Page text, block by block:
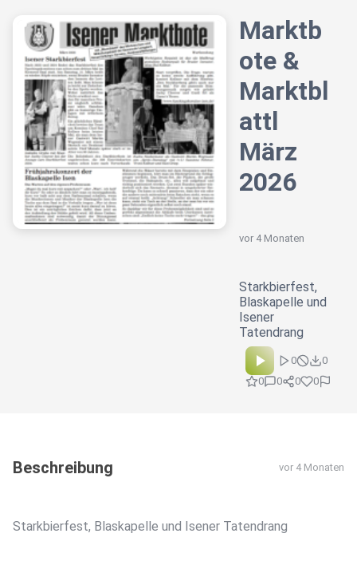
Marktb
ote &
Marktbl
attl
März
2026
vor 4 Monaten
Starkbierfest,
Blaskapelle und
Isener
Tatendrang
0
0
0
0 0 0
Beschreibung vor 4 Monaten
Starkbierfest, Blaskapelle und Isener Tatendrang